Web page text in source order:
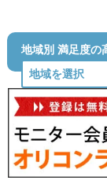
地域別 満足度の